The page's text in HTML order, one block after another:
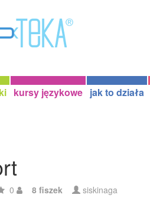
kursy językowe jak to działa
0 8 fiszek siskinaga